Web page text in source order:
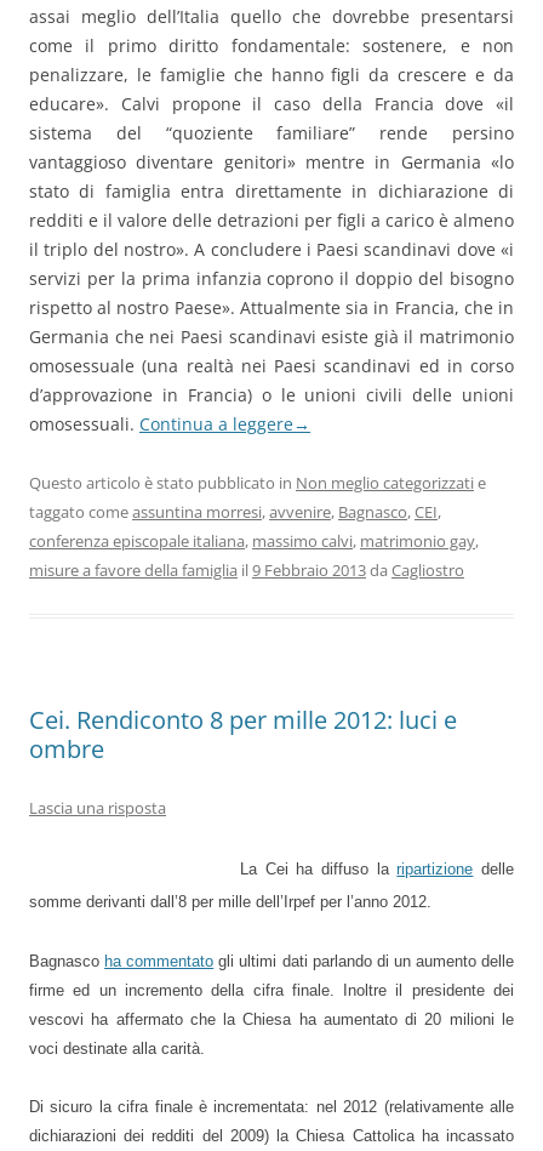
assai meglio dell’Italia quello che dovrebbe presentarsi
come il primo diritto fondamentale: sostenere, e non
penalizzare, le famiglie che hanno figli da crescere e da
educare». Calvi propone il caso della Francia dove «il
sistema del “quoziente familiare” rende persino
vantaggioso diventare genitori» mentre in Germania «lo
stato di famiglia entra direttamente in dichiarazione di
redditi e il valore delle detrazioni per figli a carico è almeno
il triplo del nostro». A concludere i Paesi scandinavi dove «i
servizi per la prima infanzia coprono il doppio del bisogno
rispetto al nostro Paese». Attualmente sia in Francia, che in
Germania che nei Paesi scandinavi esiste già il matrimonio
omosessuale (una realtà nei Paesi scandinavi ed in corso
d’approvazione in Francia) o le unioni civili delle unioni
omosessuali. Continua a leggere→
Questo articolo è stato pubblicato in Non meglio categorizzatie
taggato comeassuntina morresi,avvenire, Bagnasco,CEI,
conferenza episcopale italiana, massimo calvi, matrimonio gay,
misure a favore della famiglia il9 Febbraio 2013da Cagliostro
Cei. Rendiconto 8 per mille 2012: luci e
ombre
Lascia una risposta
La Cei ha diffuso laripartizione delle
somme derivanti dall’8 per mille dell’Irpef per l’anno 2012.
Bagnasco ha commentato gli ultimi dati parlando di un aumento delle
firme ed un incremento della cifra finale. Inoltre il presidente dei
vescovi ha affermato che la Chiesa ha aumentato di 20 milioni le
voci destinate alla carità.
Di sicuro la cifra finale è incrementata: nel 2012 (relativamente alle
dichiarazioni dei redditi del 2009) la Chiesa Cattolica ha incassato